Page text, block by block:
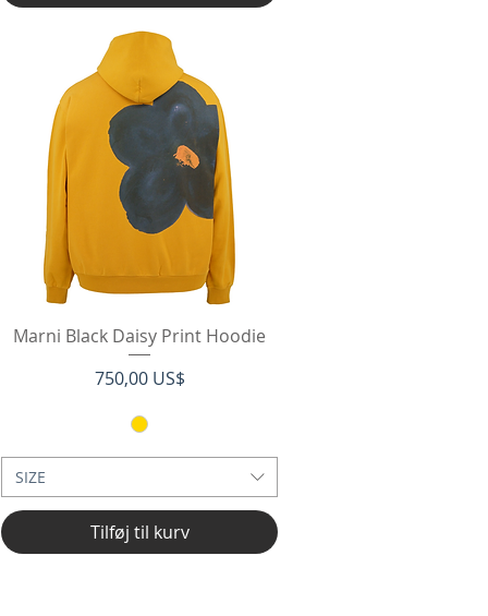
Hurtigvisning
Marni Black Daisy Print Hoodie
Pris
750,00 US$
SIZE
Tilføj til kurv